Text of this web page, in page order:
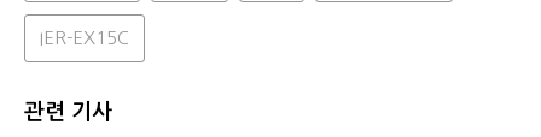
IER-EX15C
관련 기사